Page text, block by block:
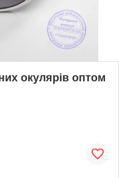
окулярів оптом